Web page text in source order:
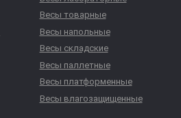
Весы товарные
Весы напольные
Весы складские
Весы паллетные
Весы платформенные
Весы влагозащищенные